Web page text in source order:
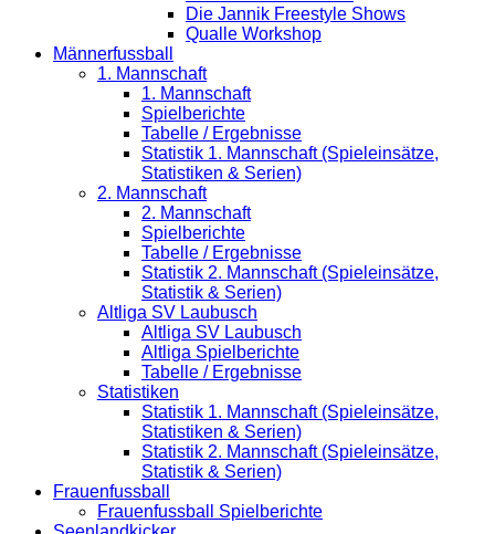
Die Jannik Freestyle Shows
Qualle Workshop
Männerfussball
1. Mannschaft
1. Mannschaft
Spielberichte
Tabelle / Ergebnisse
Statistik 1. Mannschaft (Spieleinsätze,
Statistiken & Serien)
2. Mannschaft
2. Mannschaft
Spielberichte
Tabelle / Ergebnisse
Statistik 2. Mannschaft (Spieleinsätze,
Statistik & Serien)
Altliga SV Laubusch
Altliga SV Laubusch
Altliga Spielberichte
Tabelle / Ergebnisse
Statistiken
Statistik 1. Mannschaft (Spieleinsätze,
Statistiken & Serien)
Statistik 2. Mannschaft (Spieleinsätze,
Statistik & Serien)
Frauenfussball
Frauenfussball Spielberichte